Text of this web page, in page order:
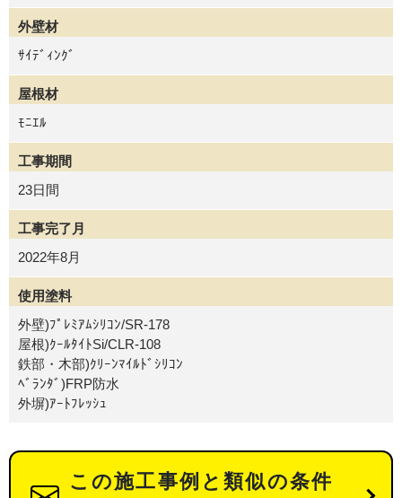
外壁材
ｻｲﾃﾞｨﾝｸﾞ
屋根材
ﾓﾆｴﾙ
工事期間
23日間
工事完了月
2022年8月
使用塗料
外壁)ﾌﾟﾚﾐｱﾑｼﾘｺﾝ/SR-178
屋根)ｸｰﾙﾀｲﾄSi/CLR-108
鉄部・木部)ｸﾘｰﾝﾏｲﾙﾄﾞｼﾘｺﾝ
ﾍﾞﾗﾝﾀﾞ)FRP防水
外塀)ｱｰﾄﾌﾚｯｼｭ
この施工事例と類似の条件